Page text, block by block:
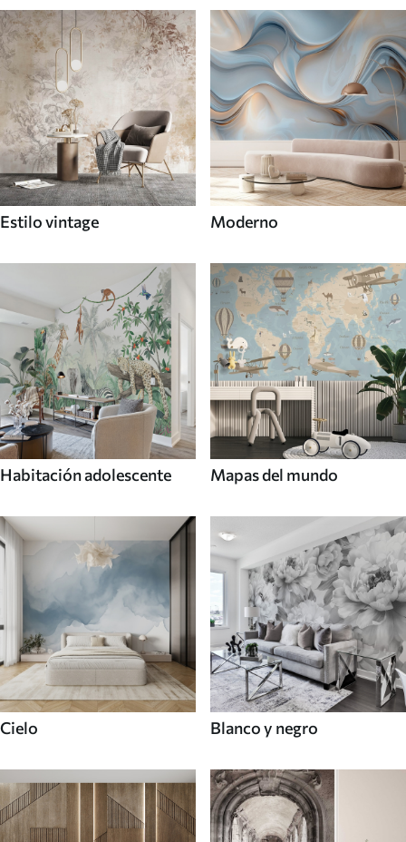
Estilo vintage Moderno
Habitación adolescente Mapas del mundo
Cielo Blanco y negro